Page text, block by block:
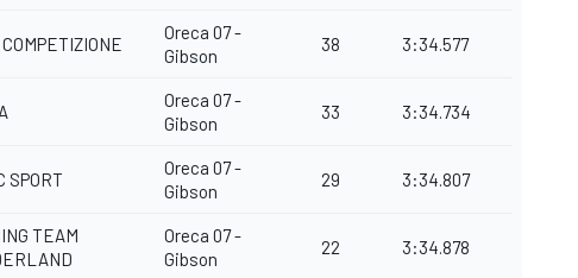
Oreca 07 -
Gibson
38 3:34.577
Oreca 07 -
Gibson
33 3:34.734
SPORT
Oreca 07 -
Gibson
29 3:34.807
TEAM
Oreca 07 -
Gibson
22 3:34.878